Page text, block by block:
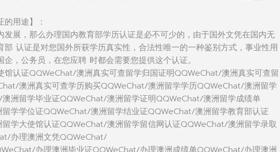
的用途】：
发展，那么办理国内教育部学历认证是必不可少的，由于国外文凭在国内无
部 认证是对您国外所获学历真实性，合法性唯一的一种鉴别方式，事业性用
，公务员，在您应聘 时都会需要您提供这个认证。
馆认证QQWeChat/澳洲真实可查留学归国证明QQWeChat/澳洲真实可查留
澳洲真实可查学历购买QQWeChat/澳洲留学学历QQWeChat/澳洲留学
洲留学毕业证QQWeChat/澳洲留学证明QQWeChat/澳洲留学成绩单
学学位证QQWeChat/澳洲留学结业证QQWeChat/澳洲留学教育部认证
学大使馆认证QQWeChat/澳洲留学留信网认证QQWeChat/澳洲留学录取
办理澳洲文凭QQWeChat/